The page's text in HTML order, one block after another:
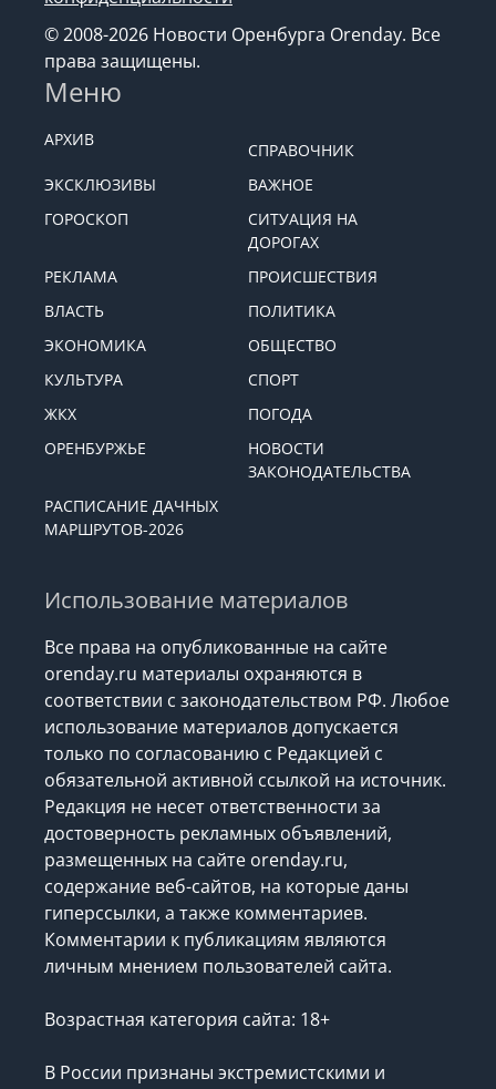
Согласие на обработку
конфиденциальности
© 2008-2026 Новости Оренбурга Orenday. Все
права защищены.
Меню
АРХИВ
СПРАВОЧНИК
ЭКСКЛЮЗИВЫ
ВАЖНОЕ
ДОРОГАХ
РЕКЛАМА
ПРОИСШЕСТВИЯ
ВЛАСТЬ
ПОЛИТИКА
ЭКОНОМИКА
ОБЩЕСТВО
КУЛЬТУРА
СПОРТ
ЖКХ
ПОГОДА
Использование материалов
Все права на опубликованные на сайте
orenday.ru материалы охраняются в
соответствии с законодательством РФ. Любое
использование материалов допускается
только по согласованию с Редакцией с
обязательной активной ссылкой на источник.
Редакция не несет ответственности за
достоверность рекламных объявлений,
размещенных на сайте orenday.ru,
содержание веб-сайтов, на которые даны
гиперссылки, а также комментариев.
личным мнением пользователей сайта.
Возрастная категория сайта: 18+